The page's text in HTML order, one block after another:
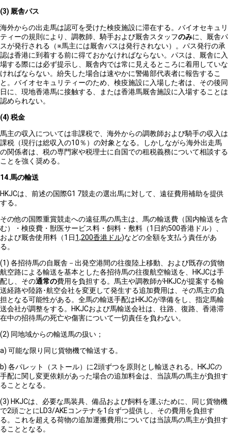
(3) 厩舎パス
海外からの出走馬は認可を受けた検疫施設に滞在する。バイオセキュリ
ティーの規則により、調教師、騎手および厩舎スタッフのみに、厩舎パ
スが発行される（※馬主には厩舎パスは発行されない）。パス発行の承
認は香港に到着する前に得ておかなければならない。パスは、厩舎に入
場する際には必ず提示し、厩舎内では常に見えるところに着用していな
ければならない。紛失した場合は速やかに警備部代表者に報告するこ
と。バイオセキュリティーのため、検疫施設に入場した者は、その後同
日に、現地香港馬に接触する、または香港馬厩舎施設に入場することは
認められない。
(4) 税金
馬主の収入については非課税で、海外からの調教師および騎手の収入は
課税（現行は総収入の10％）の対象となる。しかしながら海外出走馬
の関係者は、税の専門家や税理士に自国での租税義務について相談する
ことを強く奨める。
14.馬の輸送
HKJCは、前述の国際G1 7競走の選出馬に対して、遠征費用補助を提供
する。
その他の国際重賞競走への遠征馬の馬主は、馬の輸送費（国内輸送を含
む）・検疫費・獣医サービス料・飼料・敷料（1日約500香港ドル）、
および厩舎使用料（1日1,200香港ドル)などの全額を支払う責任があ
る。
(1) 各招待馬の自厩舎－出発空港間の往復陸上移動、および既存の貨物
航空路による輸送を基本とした各招待馬の往復航空輸送を、HKJCは手
配し、その通常の費用を負担する。馬主や調教師がHKJCが提案する輸
送経路や陸路･航空会社を変更して発生する追加費用は、その馬主の負
担となる可能性がある。全馬の輸送手配はHKJCが準備をし、指定馬輸
送会社が調整をする。HKJCおよび馬輸送会社は、往路、復路、香港滞
在中の招待馬の死亡や傷害について一切責任を負わない。
(2) 同地域からの輸送馬の扱い；
a) 可能な限り同じ貨物機で輸送する。
b) 各パレット（ストール）に2頭ずつを原則とし輸送される。HKJCの
手配に関し変更依頼があった場合の追加料金は、当該馬の馬主が負担す
ることとなる。
(3) HKJCは、必要な馬装具、備品および飼料を運ぶために、同じ貨物機
で2頭ごとにLD3/AKEコンテナを1台ずつ提供し、その費用を負担す
る。これを超える荷物の追加運搬費用については当該馬の馬主が負担す
ることとなる。